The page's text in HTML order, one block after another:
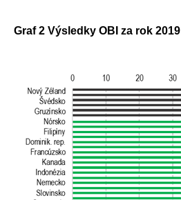
Graf 2 Výsledky OBI za rok 2019